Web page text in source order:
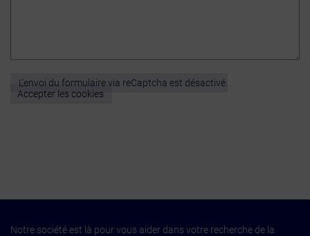
L'envoi du formulaire via reCaptcha est désactivé.
Accepter les cookies
Notre société est là pour vous aider dans votre recherche de la